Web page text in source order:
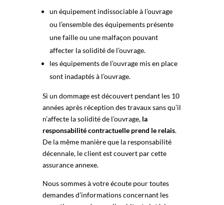
un équipement indissociable à l’ouvrage
ou l’ensemble des équipements présente
une faille ou une malfaçon pouvant
affecter la solidité de l’ouvrage.
les équipements de l’ouvrage mis en place
sont inadaptés à l’ouvrage.
Si un dommage est découvert pendant les 10
années après réception des travaux sans qu’il
n’affecte la solidité de l’ouvrage, la
responsabilité contractuelle prend le relais.
De la même manière que la responsabilité
décennale, le client est couvert par cette
assurance annexe.
Nous sommes à votre écoute pour toutes
demandes d’informations concernant les